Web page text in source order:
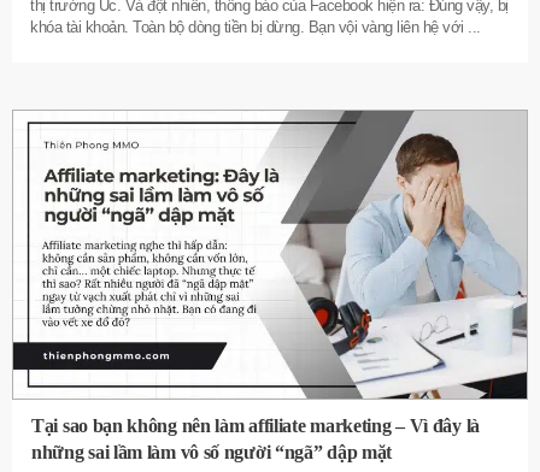
thị trường Úc. Và đột nhiên, thông báo của Facebook hiện ra: Đúng vậy, bị
khóa tài khoản. Toàn bộ dòng tiền bị dừng. Bạn vội vàng liên hệ với
Tại sao bạn không nên làm affiliate marketing – Vì đây là
những sai lầm làm vô số người “ngã” dập mặt